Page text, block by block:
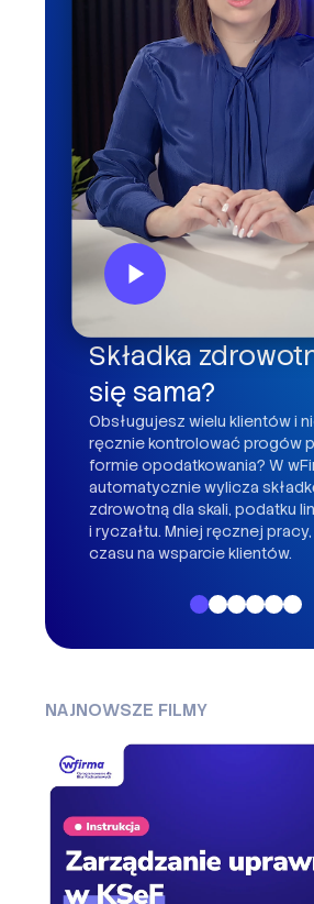
Składka
się sama?
Obsługujesz wielu klientów i
ręcznie kontrolować progów
formie opodatkowania? W
automatycznie wylicza
zdrowotną dla skali, podatku
i ryczałtu. Mniej ręcznej
czasu na wsparcie klientów.
NAJNOWSZE FILMY